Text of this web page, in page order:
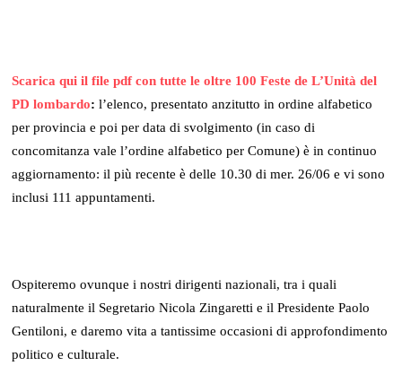
Scarica qui il file pdf con tutte le oltre 100 Feste de L’Unità del
PD lombardo:l’elenco, presentato anzitutto in ordine alfabetico
per provincia e poi per data di svolgimento (in caso di
concomitanza vale l’ordine alfabetico per Comune) è in continuo
aggiornamento: il più recente è delle 10.30 di mer. 26/06 e vi sono
inclusi 111 appuntamenti.
Ospiteremo ovunque i nostri dirigenti nazionali, tra i quali
naturalmente il Segretario Nicola Zingaretti e il Presidente Paolo
Gentiloni, e daremo vita a tantissime occasioni di approfondimento
politico e culturale.